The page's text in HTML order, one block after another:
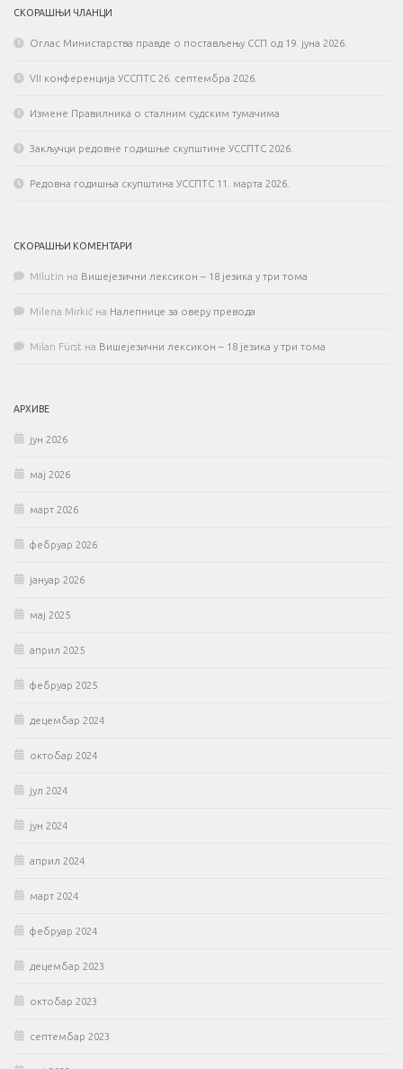
СКОРАШЊИ ЧЛАНЦИ
Оглас Министарства правде о постављењу ССП од 19. јуна 2026.
VII конференција УССПТС 26. септембра 2026.
Измене Правилника о сталним судским тумачима
Закључци редовне годишње скупштине УССПТС 2026.
Редовна годишња скупштина УССПТС 11. марта 2026.
СКОРАШЊИ КОМЕНТАРИ
MIlutin на Вишејезични лексикон – 18 језика у три тома
Milena Mirkić на Налепнице за оверу превода
Milan Fürst на Вишејезични лексикон – 18 језика у три тома
АРХИВЕ
јун 2026
мај 2026
март 2026
фебруар 2026
јануар 2026
мај 2025
април 2025
фебруар 2025
децембар 2024
октобар 2024
јул 2024
јун 2024
април 2024
март 2024
фебруар 2024
децембар 2023
октобар 2023
септембар 2023